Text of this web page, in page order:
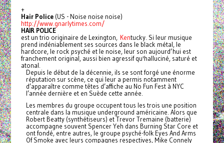
+
Hair Police(US - Noise noise noise)
http://www.gnarlytimes.com/
HAIR POLICE
est un trio originaire de Lexington, Kentucky. Si leur musique
prend indéniablement ses sources dans le black métal, le
hardcore, le rock psyché et le noise, leur son aujourd’hui est
franchement original, aussi bien agressif qu'halluciné, saturé et
atonal.
Depuis le début de la décennie, ils se sont forgé une énorme
réputation sur scène, ce qui leur a permis notamment
d’apparaître comme têtes d’affiche au No Fun Fest à NYC
l’année dernière et en Suède cette année.
Les membres du groupe occupent tous les trois une position
centrale dans la musique underground américaine. Alors que
Robert Beatty (synthétiseurs) et Trevor Tremaine (batterie)
accompagne souvent Spencer Yeh dans Burning Star Core et
ont fondé, entre autres, le groupe psyché-folk Eyes And Arms
Of Smoke avec leurs compagnes respectives, Mike Connely